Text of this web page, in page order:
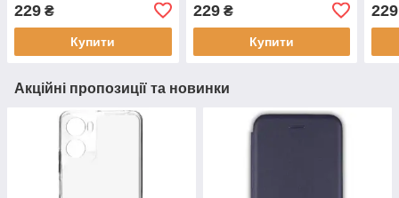
229 ₴
Купити
229₴
Купити
229
Акційні пропозиції та новинки